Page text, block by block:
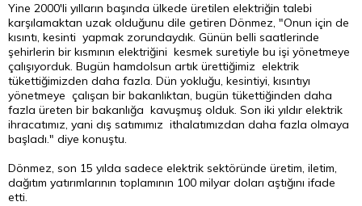
Yine 2000'li yılların başında ülkede üretilen elektriğin talebi
karşılamaktan uzak olduğunu dile getiren Dönmez, "Onun için de
kısıntı, kesinti yapmak zorundaydık. Günün belli saatlerinde
şehirlerin bir kısmının elektriğini kesmek suretiyle bu işi yönetmeye
çalışıyorduk. Bugün hamdolsun artık ürettiğimiz elektrik
tükettiğimizden daha fazla. Dün yokluğu, kesintiyi, kısıntıyı
yönetmeye çalışan bir bakanlıktan, bugün tükettiğinden daha
fazla üreten bir bakanlığa kavuşmuş olduk. Son iki yıldır elektrik
ihracatımız, yani dış satımımız ithalatımızdan daha fazla olmaya
başladı." diye konuştu.
Dönmez, son 15 yılda sadece elektrik sektöründe üretim, iletim,
dağıtım yatırımlarının toplamının 100 milyar doları aştığını ifade
etti.